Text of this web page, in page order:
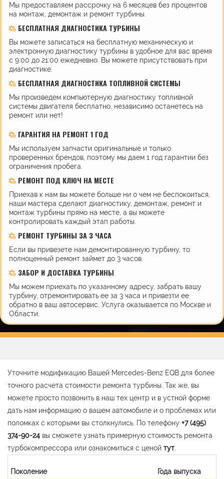
Мы предоставляем рассрочку на 6 месяцев без процентов
на монтаж, демонтаж и ремонт турбины.
БЕСПЛАТНАЯ ДИАГНОСТИКА ТУРБИНЫ
Вы можете записаться на бесплатную механическую и
электронную диагностику турбины в удобное для вас время
с 9:00 до 21:00 ежедневно. Вы можете присутствовать при
диагностике.
БЕСПЛАТНАЯ ДИАГНОСТИКА ТОПЛИВНОЙ СИСТЕМЫ
Мы произведем компьютерную диагностику топливной
системы двигателя бесплатно, независимо останетесь на
ремонт или нет!
ГАРАНТИЯ НА РЕМОНТ 1 ГОД
Мы используем запчасти оригинальные и только
проверенных брендов, поэтому мы даем 1 год гарантии без
ограничения пробега.
РЕМОНТ ПОД КЛЮЧ НА МЕСТЕ
Приехав к нам вы можете больше ни о чем не беспокоиться,
наши мастера сделают диагностику, демонтаж, ремонт и
монтаж турбины прямо на месте, а вы можете
контролировать каждый этап работы.
РЕМОНТ ТУРБИНЫ ЗА 3 ЧАСА
Если вы привезете нам демонтированную турбину, то
полноценный ремонт займет до 3 часов.
ЗАБОР И ДОСТАВКА ТУРБИНЫ
Мы можем приехать по указанному адресу, забрать вашу
турбину, отремонтировать ее за 3 часа и привезти ее
обратно в ваш автосервис. Услуга оказывается по Москве и
Области.
Уточните модификацию Вашей Mercedes-Benz EQB для более
точного расчета стоимости ремонта турбины. Так же, вы
можете просто позвонить в наш тех центр и в устной форме
дать нам информацию о вашем автомобиле и о проблемах или
поломках с которыми вы столкнулись. По телефону +7 (495)
374-90-24 вы сможете узнать примерную стоимость ремонта
турбокомпрессора или ознакомиться с ценой тут
Поколение
Года выпуска